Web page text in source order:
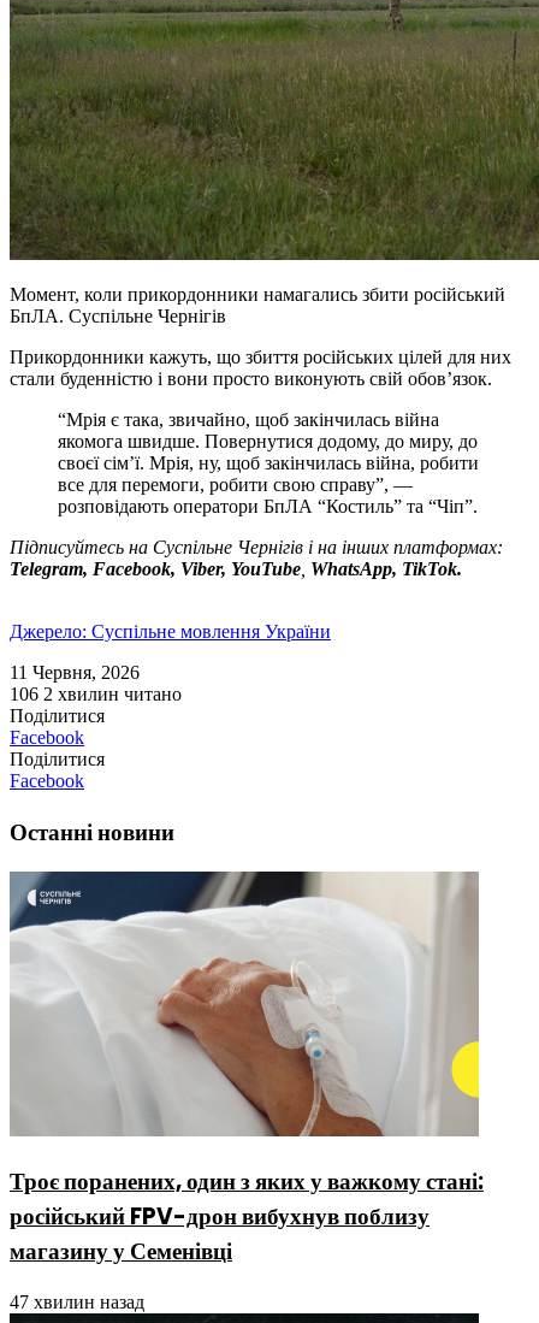
Момент, коли прикордонники намагались збити російський
БпЛА. Суспільне Чернігів
Прикордонники кажуть, що збиття російських цілей для них
стали буденністю і вони просто виконують свій обов’язок.
“Мрія є така, звичайно, щоб закінчилась війна
якомога швидше. Повернутися додому, до миру, до
своєї сім’ї. Мрія, ну, щоб закінчилась війна, робити
все для перемоги, робити свою справу”, —
розповідають оператори БпЛА “Костиль” та “Чіп”.
Підписуйтесь на Суспільне Чернігів і на інших платформах:
Telegram, Facebook, Viber, YouTube WhatsApp, TikTok.
Джерело: Суспільне мовлення України
11 Червня, 2026
106 2 хвилин читано
Поділитися
Facebook
Поділитися
Facebook
Останні новини
Троє поранених, один з яких у важкому стані:
російський FPV-дрон вибухнув поблизу
магазину у Семенівці
47 хвилин назад